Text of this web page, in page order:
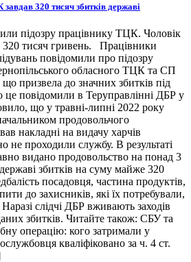
320 тисяч збитків державі
підозру працівнику ТЦК. Чоловік
320 тисяч гривень. Працівники
повідомили про підозру
обласного ТЦК та СП
призвела до значних збитків під
це повідомили в Теруправлінні ДБР у
що у травні-липні 2022 року
продовольчого
накладні на видачу харчів
не проходили службу. В результаті
видано продовольство на понад 3
збитків на суму майже 320
посадовця, частина продуктів,
до захисників, які їх потребували,
слідчі ДБР вживають заходів
збитків. Читайте також: СБУ та
операцію: кого затримали у
кваліфіковано за ч. 4 ст.